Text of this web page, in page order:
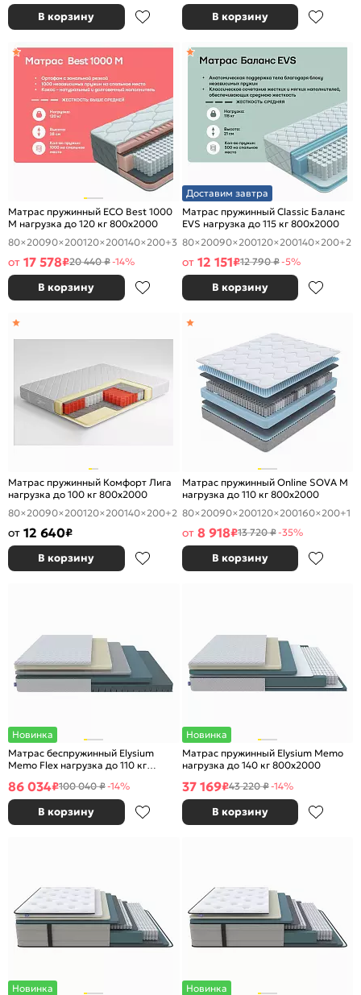
В корзину В корзину
Матрас пружинный ECO Best 1000
M нагрузка до 120 кг 800x2000
80×20090×200120×200140×200+3
от 17 578₽20 440 ₽-14%
В корзину
Доставим завтра
Матрас пружинный Classic Баланс
EVS нагрузка до 115 кг 800x2000
80×20090×200120×200140×200+2
от 12 151₽12 790 ₽-5%
В корзину
Матрас пружинный Комфорт Лига
нагрузка до 100 кг 800x2000
80×20090×200120×200140×200+2
от 12 640₽
В корзину
Матрас пружинный Online SOVA M
нагрузка до 110 кг 800x2000
80×20090×200120×200160×200+1
от 8 918₽13 720 ₽-35%
В корзину
Новинка
Матрас беспружинный Elysium
Memo Flex нагрузка до 110 кг
86 034₽100 040 ₽-14%
В корзину
Новинка
Матрас пружинный Elysium Memo
нагрузка до 140 кг 800x2000
37 169₽43 220 ₽-14%
В корзину
Новинка
Новинка